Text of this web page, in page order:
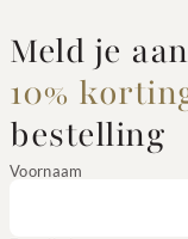
Meld je
10%
bestelling
Voornaam